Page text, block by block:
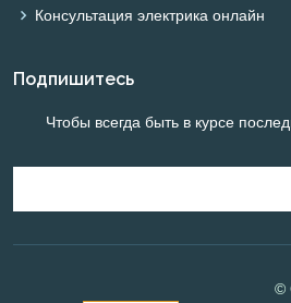
Консультация электрика онлайн
Подпишитесь
Чтобы всегда быть в курсе
©